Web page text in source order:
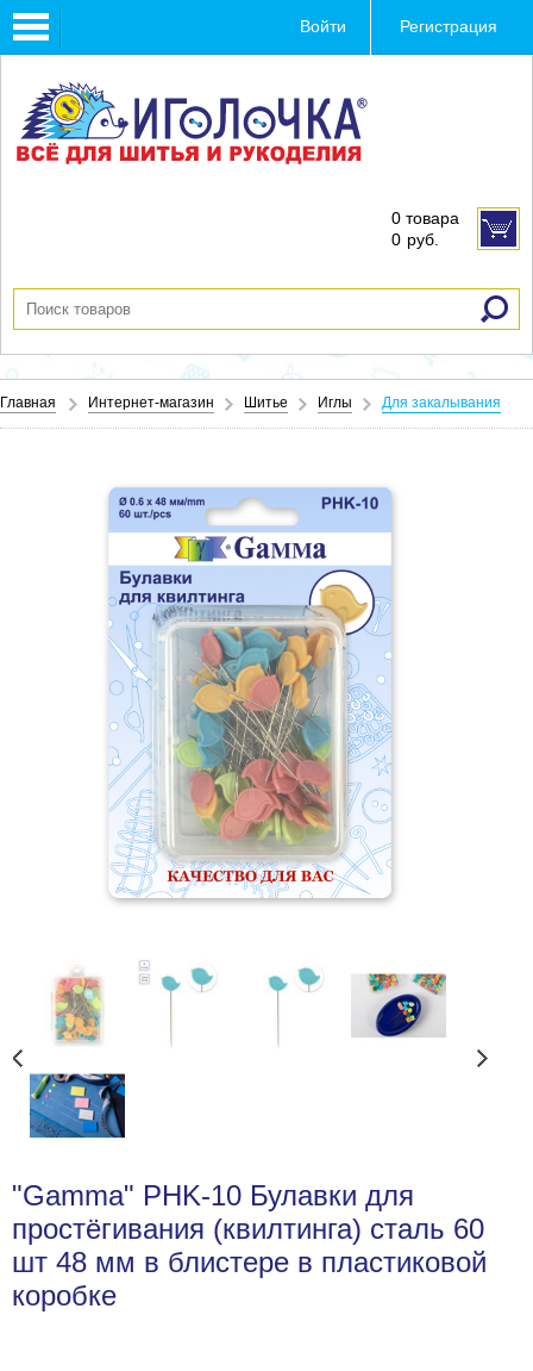
Toggle
navigation
Войти Регистрация
0 товара
0 руб.
Главная Интернет-магазин Шитье Иглы Для закалывания
"Gamma" PHK-10 Булавки для
простёгивания (квилтинга) сталь 60
шт 48 мм в блистере в пластиковой
коробке